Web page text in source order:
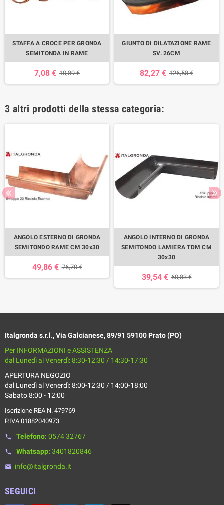
STAFFA A CROCE PER GRONDA
SEMITONDA IN RAME
7,08 € 10,89 €
GIUNTO DI DILATAZIONE RAME
SV. 26CM
82,27 € 126,58 €
3 altri prodotti della stessa categoria:
ANGOLO ESTERNO DI GRONDA
SEMITONDO RAME CM 30x30
49,86 € 76,70 €
ANGOLO INTERNO DI GRONDA
SEMITONDO LAMIERA TDM CM
30x30
39,54 € 60,83 €
Italgronda s.r.l., Via Galcianese, 89/91 59100 Prato (PO)
Per INFORMAZIONI e ASSISTENZA
dal Lunedì al Venerdì: 8:30-12:30 / 14:30-17:30
APERTURA NEGOZIO
dal Lunedì al Venerdì: 8:00-12:30 / 14:00-18:00
Sabato 8:00 - 12:00
Iscrizione REA N. 479769
P.IVA 01882040973
phone Telefono: 0574 32767
phone Whatsapp: 3401820846
email info@italgronda.it
SEGUICI